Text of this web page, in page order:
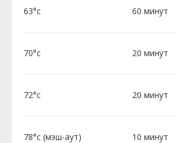
63°c 60 минут
70°c 20 минут
72°c 20 минут
78°c (мэш-аут) 10 минут